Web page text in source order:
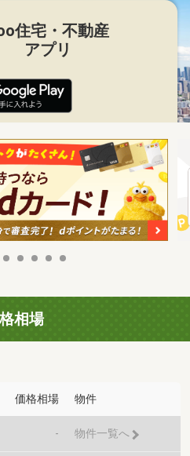
住宅・不動産
アプリ
相場
価格相場 物件
- 物件一覧へ